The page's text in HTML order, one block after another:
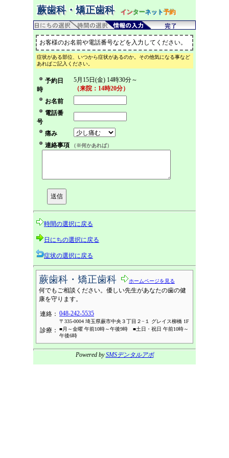
蕨歯科・矯正歯科 インターネット予約
お客様のお名前や電話番号などを入力してください。
症状がある部位、いつから症状があるのか。その他気になる事など
あればご記入ください。
予約日
時
5月15日(金) 14時30分～
（来院：14時20分）
お名前
電話番
号
痛み
連絡事項
（※何かあれば）
時間の選択に戻る
日にちの選択に戻る
症状の選択に戻る
蕨歯科・矯正歯科 ホームページを見る
何でもご相談ください。優しい先生があなたの歯の健
康を守ります。
連絡： 048-242-5535
〒335-0004 埼玉県蕨市中央３丁目２−１ グレイス柳橋 1F
診療：
■月～金曜 午前10時～午後9時 ■土日・祝日 午前10時～
午後6時
Powered bySMSデンタルアポ